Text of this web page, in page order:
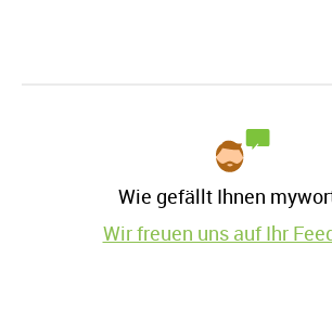
Wie gefällt Ihnen
Wir freuen uns auf Ihr